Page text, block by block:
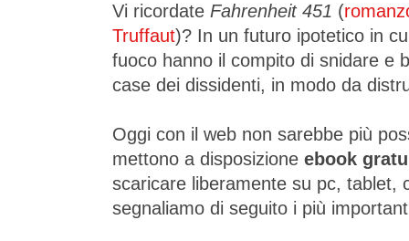
Vi ricordate Fahrenheit 451 (
Truffaut)? In un futuro ipotetico in
fuoco hanno il compito di snidare e
case dei dissidenti, in modo da
Oggi con il web non sarebbe più
mettono a disposizione ebook
scaricare liberamente su pc, tablet,
segnaliamo di seguito i più